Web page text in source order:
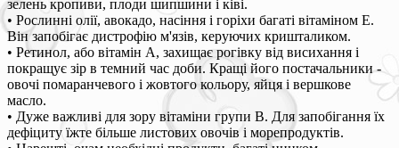
зелень кропиви, плоди шипшини і ківі.
• Рослинні олії, авокадо, насіння і горіхи багаті вітаміном Е.
Він запобігає дистрофію м'язів, керуючих кришталиком.
• Ретинол, або вітамін А, захищає рогівку від висихання і
покращує зір в темний час доби. Кращі його постачальники -
овочі помаранчевого і жовтого кольору, яйця і вершкове
масло.
• Дуже важливі для зору вітаміни групи В. Для запобігання їх
дефіциту їжте більше листових овочів і морепродуктів.